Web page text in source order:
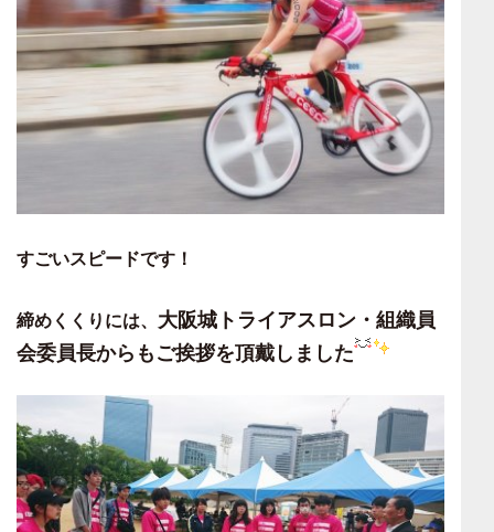
すごいスピードです！
締めくくりには、 大阪城トライアスロン・組織員
会委員長からもご挨拶を頂戴しました